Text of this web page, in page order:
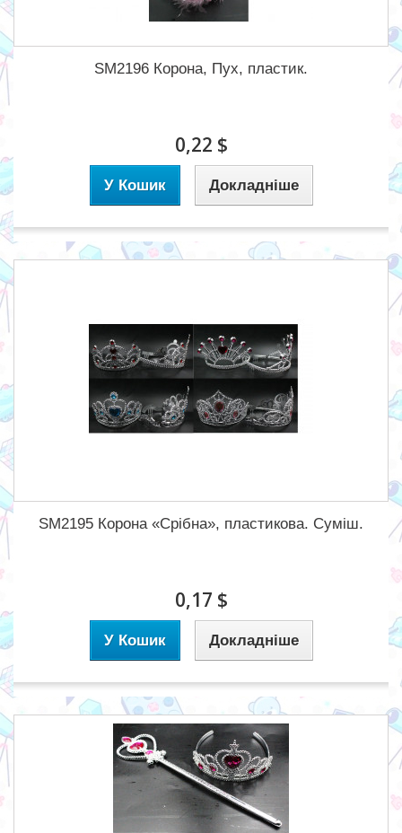
SM2196 Корона, Пух, пластик.
0,22 $
У Кошик Докладніше
SM2195 Корона «Срібна», пластикова. Суміш.
0,17 $
У Кошик Докладніше